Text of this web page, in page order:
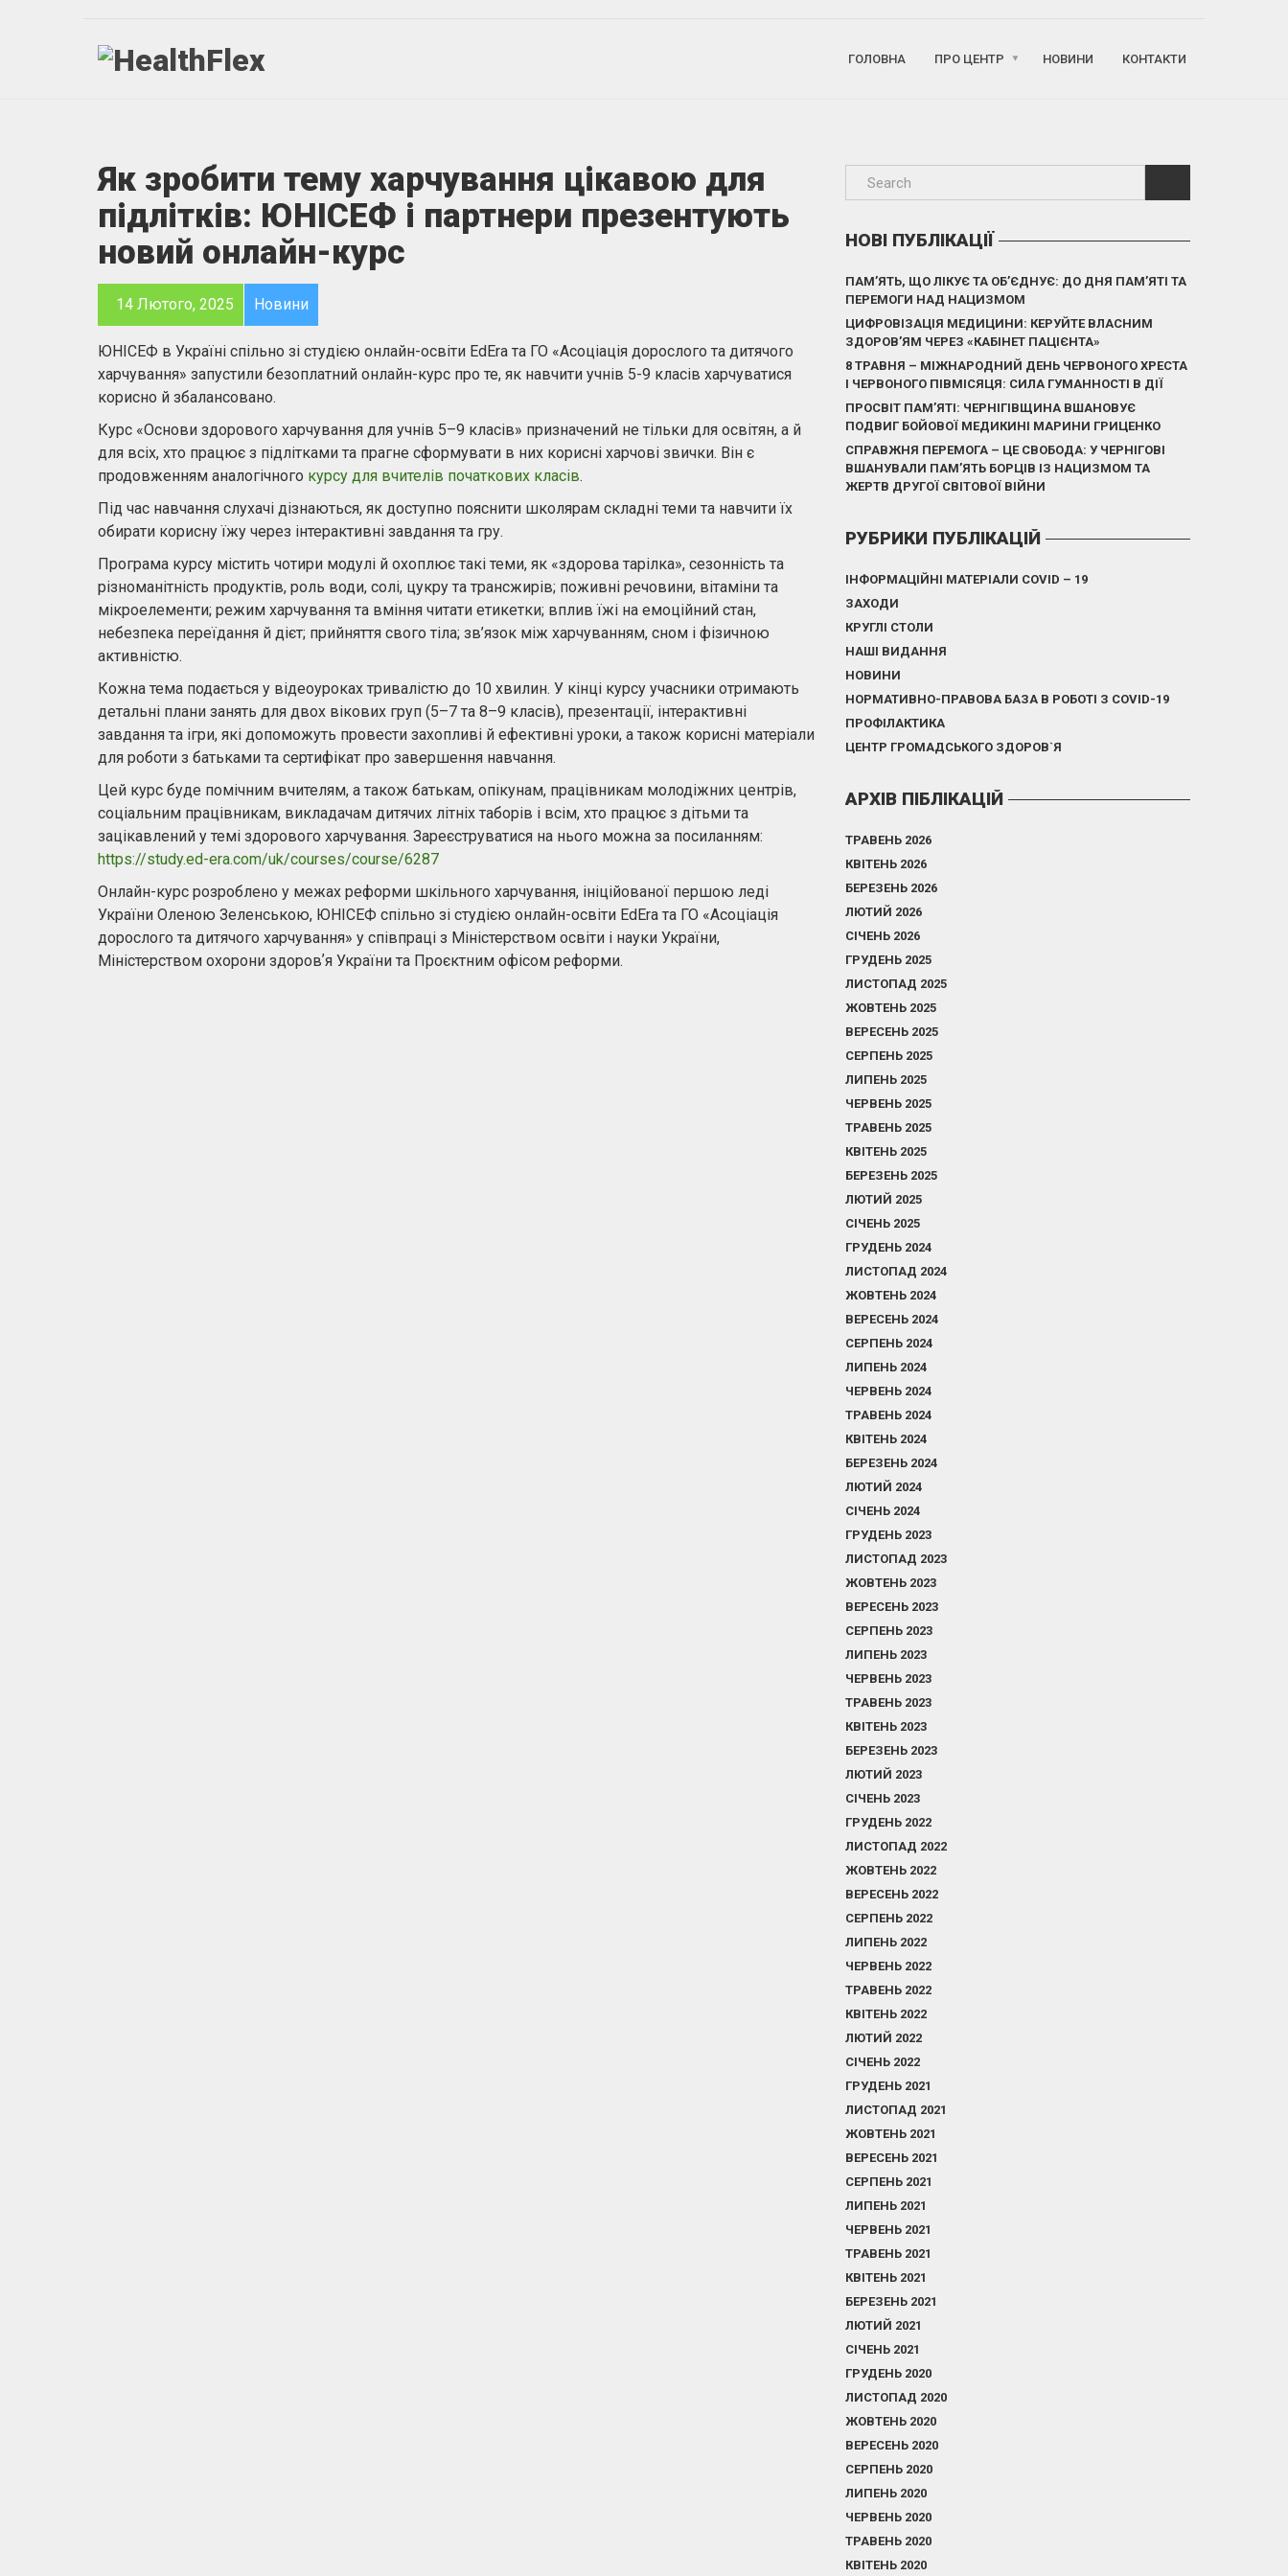
ГОЛОВНА ПРО ЦЕНТР НОВИНИ КОНТАКТИ
Як зробити тему харчування цікавою для
підлітків: ЮНІСЕФ і партнери презентують
новий онлайн-курс
14 Лютого, 2025 Новини
ЮНІСЕФ в Україні спільно зі студією онлайн-освіти EdEra та ГО «Асоціація дорослого та дитячого
харчування» запустили безоплатний онлайн-курс про те, як навчити учнів 5-9 класів харчуватися
корисно й збалансовано.
Курс «Основи здорового харчування для учнів 5–9 класів» призначений не тільки для освітян, а й
для всіх, хто працює з підлітками та прагне сформувати в них корисні харчові звички. Він є
продовженням аналогічного курсу для вчителів початкових класів.
Під час навчання слухачі дізнаються, як доступно пояснити школярам складні теми та навчити їх
обирати корисну їжу через інтерактивні завдання та гру.
Програма курсу містить чотири модулі й охоплює такі теми, як «здорова тарілка», сезонність та
різноманітність продуктів, роль води, солі, цукру та трансжирів; поживні речовини, вітаміни та
мікроелементи; режим харчування та вміння читати етикетки; вплив їжі на емоційний стан,
небезпека переїдання й дієт; прийняття свого тіла; зв’язок між харчуванням, сном і фізичною
активністю.
Кожна тема подається у відеоуроках тривалістю до 10 хвилин. У кінці курсу учасники отримають
детальні плани занять для двох вікових груп (5–7 та 8–9 класів), презентації, інтерактивні
завдання та ігри, які допоможуть провести захопливі й ефективні уроки, а також корисні матеріали
для роботи з батьками та сертифікат про завершення навчання.
Цей курс буде помічним вчителям, а також батькам, опікунам, працівникам молодіжних центрів,
соціальним працівникам, викладачам дитячих літніх таборів і всім, хто працює з дітьми та
зацікавлений у темі здорового харчування. Зареєструватися на нього можна за посиланням:
https://study.ed-era.com/uk/courses/course/6287
Онлайн-курс розроблено у межах реформи шкільного харчування, ініційованої першою леді
України Оленою Зеленською, ЮНІСЕФ спільно зі студією онлайн-освіти EdEra та ГО «Асоціація
дорослого та дитячого харчування» у співпраці з Міністерством освіти і науки України,
Міністерством охорони здоровʼя України та Проєктним офісом реформи.
НОВІ ПУБЛІКАЦІЇ
ПАМ’ЯТЬ, ЩО ЛІКУЄ ТА ОБ’ЄДНУЄ: ДО ДНЯ ПАМ’ЯТІ ТА
ПЕРЕМОГИ НАД НАЦИЗМОМ
ЦИФРОВІЗАЦІЯ МЕДИЦИНИ: КЕРУЙТЕ ВЛАСНИМ
ЗДОРОВ’ЯМ ЧЕРЕЗ «КАБІНЕТ ПАЦІЄНТА»
8 ТРАВНЯ – МІЖНАРОДНИЙ ДЕНЬ ЧЕРВОНОГО ХРЕСТА
І ЧЕРВОНОГО ПІВМІСЯЦЯ: СИЛА ГУМАННОСТІ В ДІЇ
ПРОСВІТ ПАМ’ЯТІ: ЧЕРНІГІВЩИНА ВШАНОВУЄ
ПОДВИГ БОЙОВОЇ МЕДИКИНІ МАРИНИ ГРИЦЕНКО
СПРАВЖНЯ ПЕРЕМОГА – ЦЕ СВОБОДА: У ЧЕРНІГОВІ
ВШАНУВАЛИ ПАМ’ЯТЬ БОРЦІВ ІЗ НАЦИЗМОМ ТА
ЖЕРТВ ДРУГОЇ СВІТОВОЇ ВІЙНИ
РУБРИКИ ПУБЛІКАЦІЙ
ІНФОРМАЦІЙНІ МАТЕРІАЛИ COVID – 19
ЗАХОДИ
КРУГЛІ СТОЛИ
НАШІ ВИДАННЯ
НОВИНИ
НОРМАТИВНО-ПРАВОВА БАЗА В РОБОТІ З COVID-19
ПРОФІЛАКТИКА
ЦЕНТР ГРОМАДСЬКОГО ЗДОРОВ`Я
АРХІВ ПІБЛІКАЦІЙ
ТРАВЕНЬ 2026
КВІТЕНЬ 2026
БЕРЕЗЕНЬ 2026
ЛЮТИЙ 2026
СІЧЕНЬ 2026
ГРУДЕНЬ 2025
ЛИСТОПАД 2025
ЖОВТЕНЬ 2025
ВЕРЕСЕНЬ 2025
СЕРПЕНЬ 2025
ЛИПЕНЬ 2025
ЧЕРВЕНЬ 2025
ТРАВЕНЬ 2025
КВІТЕНЬ 2025
БЕРЕЗЕНЬ 2025
ЛЮТИЙ 2025
СІЧЕНЬ 2025
ГРУДЕНЬ 2024
ЛИСТОПАД 2024
ЖОВТЕНЬ 2024
ВЕРЕСЕНЬ 2024
СЕРПЕНЬ 2024
ЛИПЕНЬ 2024
ЧЕРВЕНЬ 2024
ТРАВЕНЬ 2024
КВІТЕНЬ 2024
БЕРЕЗЕНЬ 2024
ЛЮТИЙ 2024
СІЧЕНЬ 2024
ГРУДЕНЬ 2023
ЛИСТОПАД 2023
ЖОВТЕНЬ 2023
ВЕРЕСЕНЬ 2023
СЕРПЕНЬ 2023
ЛИПЕНЬ 2023
ЧЕРВЕНЬ 2023
ТРАВЕНЬ 2023
КВІТЕНЬ 2023
БЕРЕЗЕНЬ 2023
ЛЮТИЙ 2023
СІЧЕНЬ 2023
ГРУДЕНЬ 2022
ЛИСТОПАД 2022
ЖОВТЕНЬ 2022
ВЕРЕСЕНЬ 2022
СЕРПЕНЬ 2022
ЛИПЕНЬ 2022
ЧЕРВЕНЬ 2022
ТРАВЕНЬ 2022
КВІТЕНЬ 2022
ЛЮТИЙ 2022
СІЧЕНЬ 2022
ГРУДЕНЬ 2021
ЛИСТОПАД 2021
ЖОВТЕНЬ 2021
ВЕРЕСЕНЬ 2021
СЕРПЕНЬ 2021
ЛИПЕНЬ 2021
ЧЕРВЕНЬ 2021
ТРАВЕНЬ 2021
КВІТЕНЬ 2021
БЕРЕЗЕНЬ 2021
ЛЮТИЙ 2021
СІЧЕНЬ 2021
ГРУДЕНЬ 2020
ЛИСТОПАД 2020
ЖОВТЕНЬ 2020
ВЕРЕСЕНЬ 2020
СЕРПЕНЬ 2020
ЛИПЕНЬ 2020
ЧЕРВЕНЬ 2020
ТРАВЕНЬ 2020
КВІТЕНЬ 2020